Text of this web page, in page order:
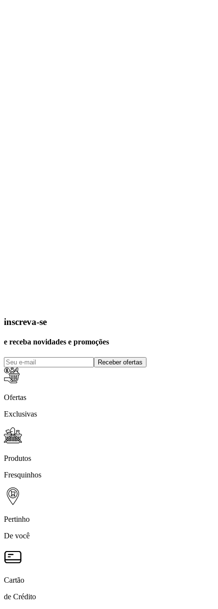
inscreva-se
e receba novidades e promoções
Receber ofertas
Ofertas
Exclusivas
Produtos
Fresquinhos
Pertinho
De você
Cartão
de Crédito